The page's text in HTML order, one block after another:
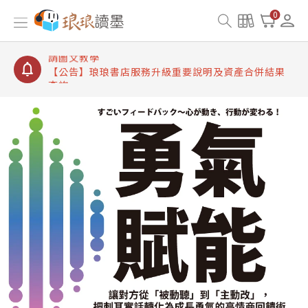
0
【公告】琅琅讀墨書櫃開通常見問題
【公告】琅琅讀墨 3 分鐘完成書櫃開通與資產合併申
【公告】琅琅書店服務升級重要說明及資產合併結果
查詢